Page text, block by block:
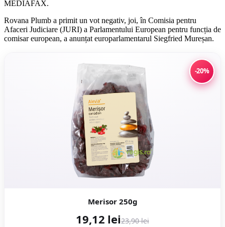
MEDIAFAX.
Rovana Plumb a primit un vot negativ, joi, în Comisia pentru
Afaceri Judiciare (JURI) a Parlamentului European pentru funcția de
comisar european, a anunțat europarlamentarul Siegfried Mureșan.
-20%
Merisor 250g
19,12 lei23,90 lei